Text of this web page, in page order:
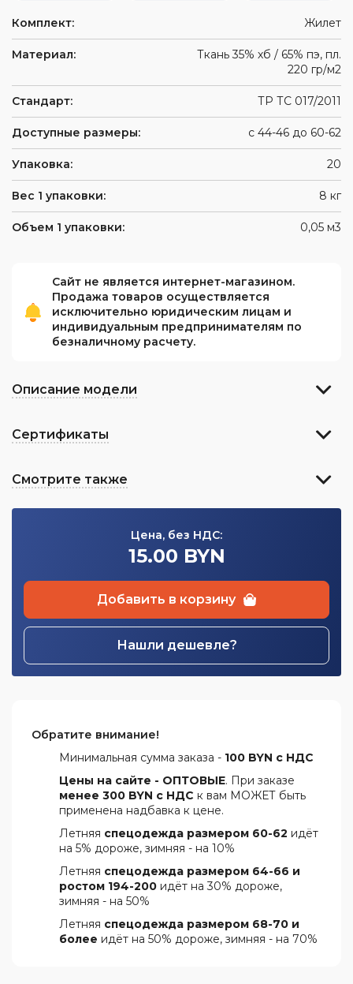
Комплект: Жилет
Материал:
Ткань 35% хб / 65% пэ, пл.
220 гр/м2
Стандарт: ТР ТС 017/2011
Доступные размеры: с 44-46 до 60-62
Упаковка: 20
Вес 1 упаковки: 8 кг
Объем 1 упаковки: 0,05 м3
Сайт не является интернет-магазином.
Продажа товаров осуществляется
исключительно юридическим лицам и
индивидуальным предпринимателям по
безналичному расчету.
Описание модели
Сертификаты
Смотрите также
Цена, без НДС:
15.00 BYN
Добавить в корзину
Нашли дешевле?
Обратите внимание!
Минимальная сумма заказа - 100 BYN с НДС
Цены на сайте - ОПТОВЫЕ. При заказе
менее 300 BYN с НДС к вам МОЖЕТ быть
применена надбавка к цене.
Летняя спецодежда размером 60-62 идёт
на 5% дороже, зимняя - на 10%
Летняя спецодежда размером 64-66 и
ростом 194-200 идёт на 30% дороже,
зимняя - на 50%
Летняя спецодежда размером 68-70 и
более идёт на 50% дороже, зимняя - на 70%